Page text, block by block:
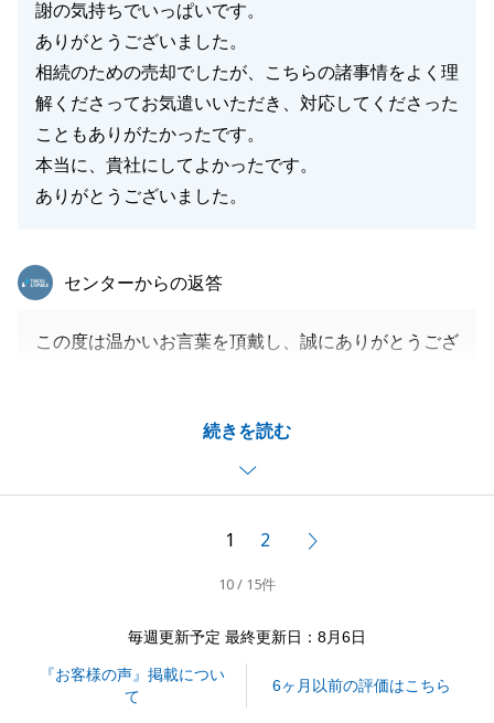
謝の気持ちでいっぱいです。
ありがとうございました。
相続のための売却でしたが、こちらの諸事情をよく理
解くださってお気遣いいただき、対応してくださった
こともありがたかったです。
本当に、貴社にしてよかったです。
ありがとうございました。
続きを読む
東急リバブル
センターからの返答
この度は温かいお言葉を頂戴し、誠にありがとうござ
こと、心より感謝申し上げます。
初回のお打ち合わせより、安心してお任せいただけた
とのお言葉をいただき、大変光栄に存じます。
お客様のご事情やお気持ちに寄り添いながら、少しで
その点をご評価いただけたことは担当者として何より
の励みです。
今後もお客様一人ひとりのご状況に真摯に向き合い、
1 2
10 / 15件
毎週更新予定 最終更新日：8月6日
『お客様の声』掲載につい
て
6ヶ月以前の評価はこちら